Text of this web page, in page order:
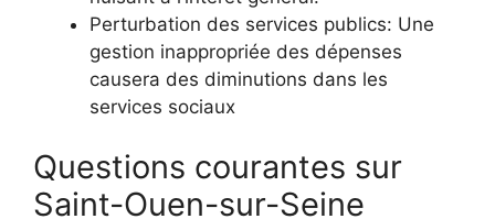
Perturbation des services publics: Une
gestion inappropriée des dépenses
causera des diminutions dans les
services sociaux
Questions courantes sur
Saint-Ouen-sur-Seine